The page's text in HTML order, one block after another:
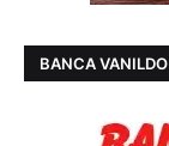
BANCA VANILDO